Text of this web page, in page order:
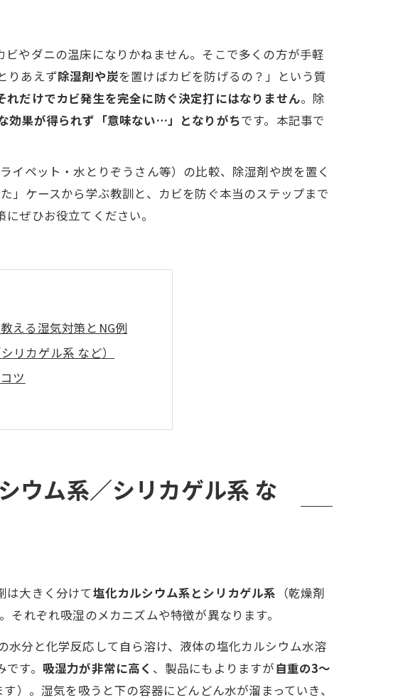
やダニの温床になりかねません。そこで多くの方が手軽
りあえず除湿剤や炭を置けばカビを防げるの？」という質
れだけでカビ発生を完全に防ぐ決定打にはなりません。除
効果が得られず「意味ない…」となりがちです。本記事で
イペット・水とりぞうさん等）の比較、除湿剤や炭を置く
」ケースから学ぶ教訓と、カビを防ぐ本当のステップまで
ぜひお役立てください。
える湿気対策とNG例
リカゲル系 など）
ツ
・水とりぞうさん など）
場所」
ウム系／シリカゲル系 な
は大きく分けて塩化カルシウム系とシリカゲル系 （乾燥剤
それぞれ吸湿のメカニズムや特徴が異なります。
水分と化学反応して自ら溶け、液体の塩化カルシウム水溶
す。 吸湿力が非常に高く 、製品にもよりますが自重の3～
）。湿気を吸うと下の容器にどんどん水が溜まっていき、